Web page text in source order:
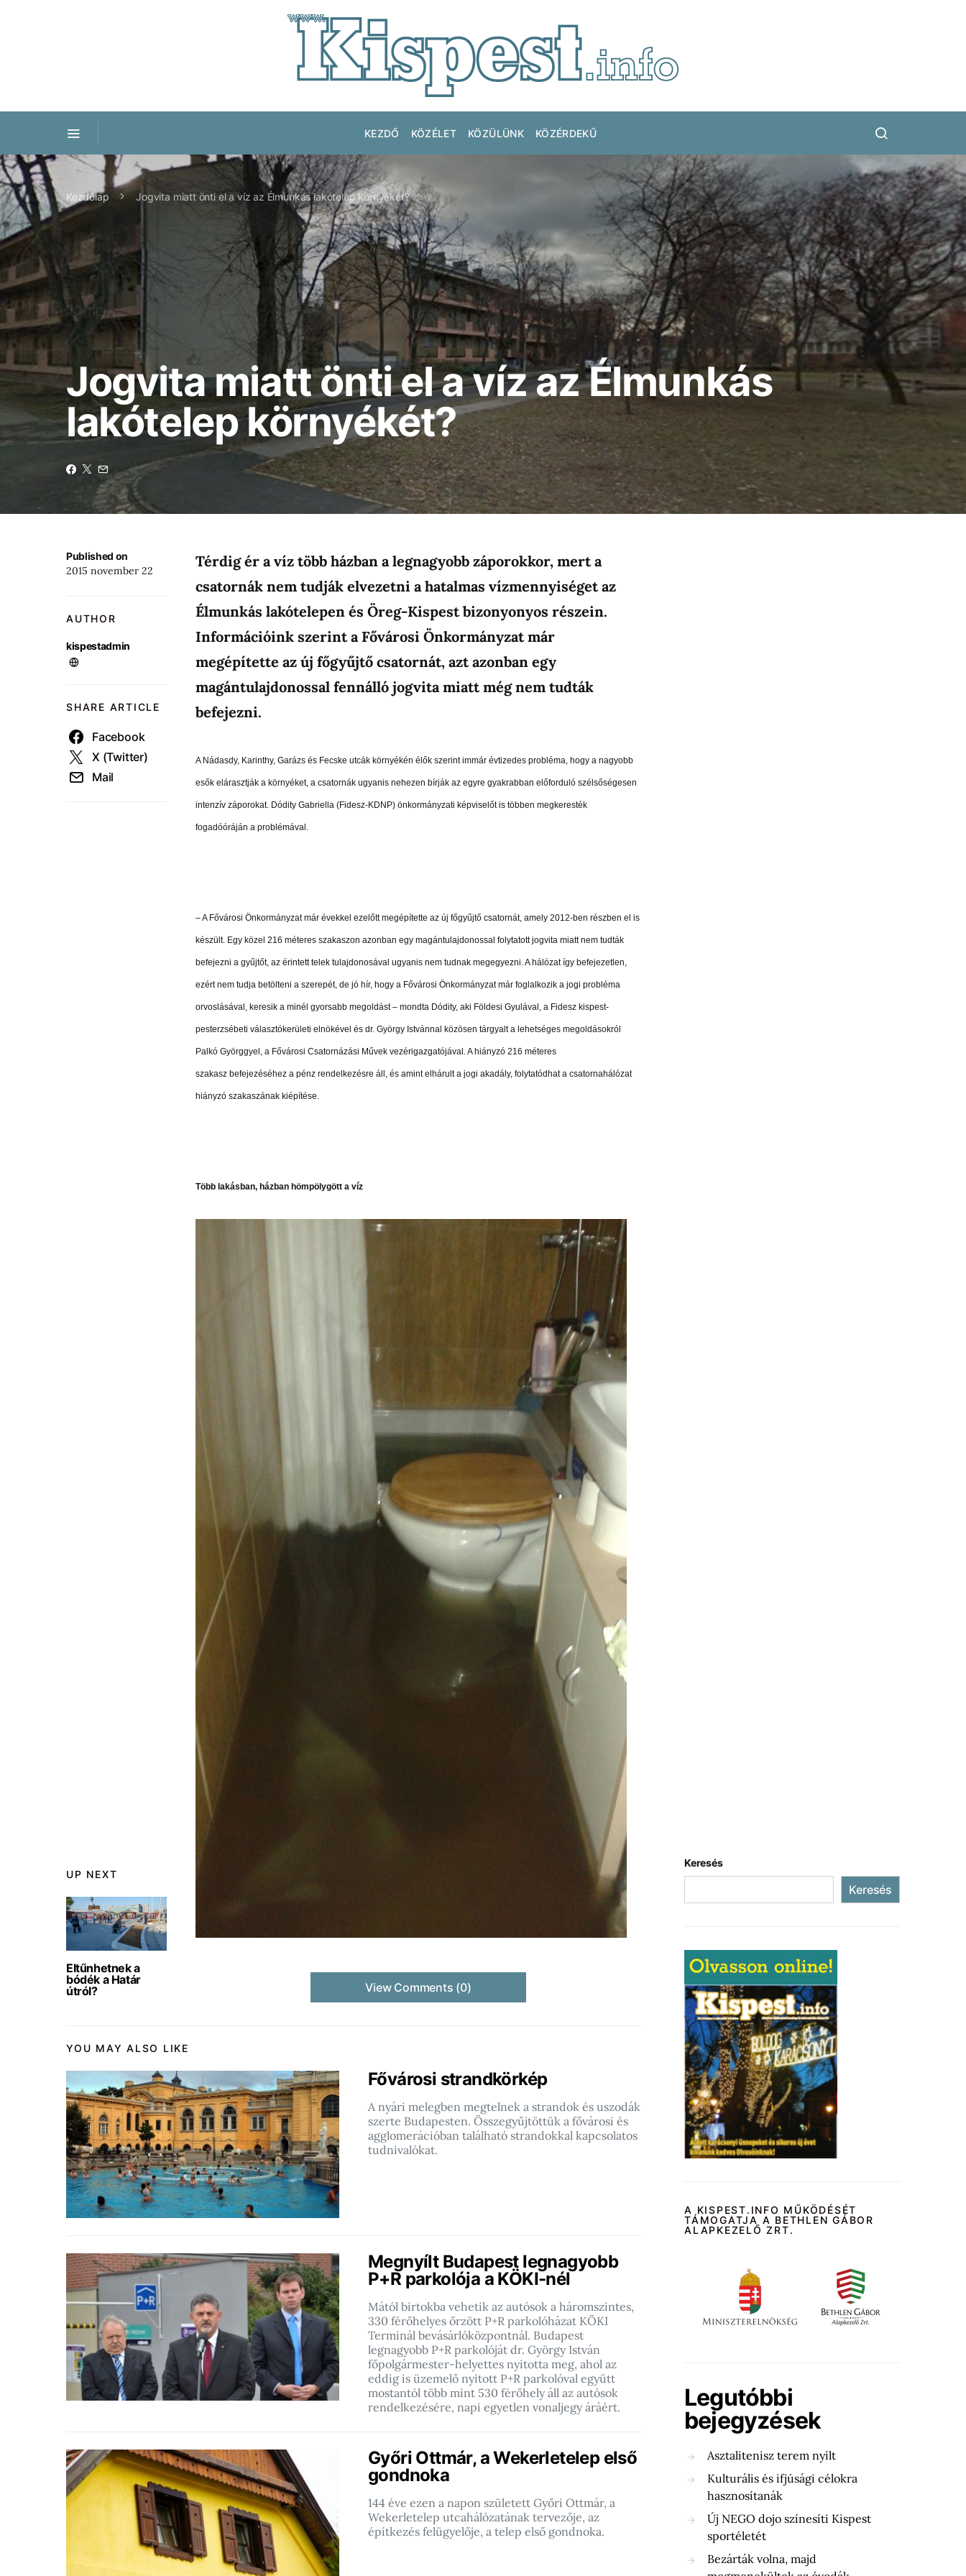
KEZDŐ KÖZÉLET KÖZÜLÜNK KÖZÉRDEKŰ
Kezdőlap Jogvita miatt önti el a víz az Élmunkás lakótelep környékét?
Jogvita miatt önti el a víz az Élmunkás
lakótelep környékét?
UP NEXT
Eltűnhetnek a
bódék a Határ
útról?
Published on
2015 november 22
AUTHOR
kispestadmin
SHARE ARTICLE
Facebook
X (Twitter)
Mail
Térdig ér a víz több házban a legnagyobb záporokkor, mert a
csatornák nem tudják elvezetni a hatalmas vízmennyiséget az
Élmunkás lakótelepen és Öreg-Kispest bizonyonyos részein.
Információink szerint a Fővárosi Önkormányzat már
megépítette az új főgyűjtő csatornát, azt azonban egy
magántulajdonossal fennálló jogvita miatt még nem tudták
befejezni.
A Nádasdy, Karinthy, Garázs és Fecske utcák környékén élők szerint immár évtizedes probléma, hogy a nagyobb
esők elárasztják a környéket, a csatornák ugyanis nehezen bírják az egyre gyakrabban előforduló szélsőségesen
intenzív záporokat. Dódity Gabriella (Fidesz-KDNP) önkormányzati képviselőt is többen megkeresték
fogadóóráján a problémával.
– A Fővárosi Önkormányzat már évekkel ezelőtt megépítette az új főgyűjtő csatornát, amely 2012-ben részben el is
készült. Egy közel 216 méteres szakaszon azonban egy magántulajdonossal folytatott jogvita miatt nem tudták
befejezni a gyűjtőt, az érintett telek tulajdonosával ugyanis nem tudnak megegyezni. A hálózat így befejezetlen,
ezért nem tudja betölteni a szerepét, de jó hír, hogy a Fővárosi Önkormányzat már foglalkozik a jogi probléma
orvoslásával, keresik a minél gyorsabb megoldást – mondta Dódity, aki Földesi Gyulával, a Fidesz kispest-
pesterzsébeti választókerületi elnökével és dr. György Istvánnal közösen tárgyalt a lehetséges megoldásokról
Palkó Györggyel, a Fővárosi Csatornázási Művek vezérigazgatójával. A hiányzó 216 méteres
szakasz befejezéséhez a pénz rendelkezésre áll, és amint elhárult a jogi akadály, folytatódhat a csatornahálózat
hiányzó szakaszának kiépítése.
Több lakásban, házban hömpölygött a víz
View Comments (0)
YOU MAY ALSO LIKE
Fővárosi strandkörkép
A nyári melegben megtelnek a strandok és uszodák
szerte Budapesten. Összegyűjtöttük a fővárosi és
agglomerációban található strandokkal kapcsolatos
tudnivalókat.
Megnyílt Budapest legnagyobb
P+R parkolója a KÖKI-nél
Mától birtokba vehetik az autósok a háromszintes,
330 férőhelyes őrzött P+R parkolóházat KÖKI
Terminál bevásárlóközpontnál. Budapest
legnagyobb P+R parkolóját dr. György István
főpolgármester-helyettes nyitotta meg, ahol az
eddig is üzemelő nyitott P+R parkolóval együtt
mostantól több mint 530 férőhely áll az autósok
rendelkezésére, napi egyetlen vonaljegy áráért.
Győri Ottmár, a Wekerletelep első
gondnoka
144 éve ezen a napon született Győri Ottmár, a
Wekerletelep utcahálózatának tervezője, az
építkezés felügyelője, a telep első gondnoka.
Keresés
Keresés
A KISPEST.INFO MŰKÖDÉSÉT
TÁMOGATJA A BETHLEN GÁBOR
ALAPKEZELŐ ZRT.
Legutóbbi
bejegyzések
Asztalitenisz terem nyílt
Kulturális és ifjúsági célokra
hasznosítanák
Új NEGO dojo színesíti Kispest
sportéletét
Bezárták volna, majd